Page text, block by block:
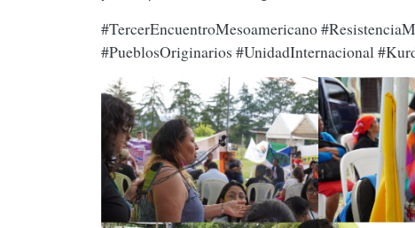
#TercerEncuentroMesoamericano
#PueblosOriginarios #UnidadInternacional